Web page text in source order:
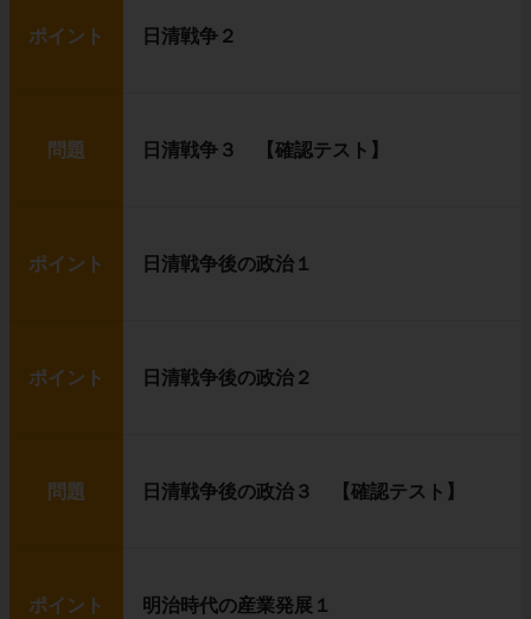
ポイント 日清戦争２
問題 日清戦争３ 【確認テスト】
ポイント 日清戦争後の政治１
ポイント 日清戦争後の政治２
問題 日清戦争後の政治３ 【確認テスト】
ポイント 明治時代の産業発展１